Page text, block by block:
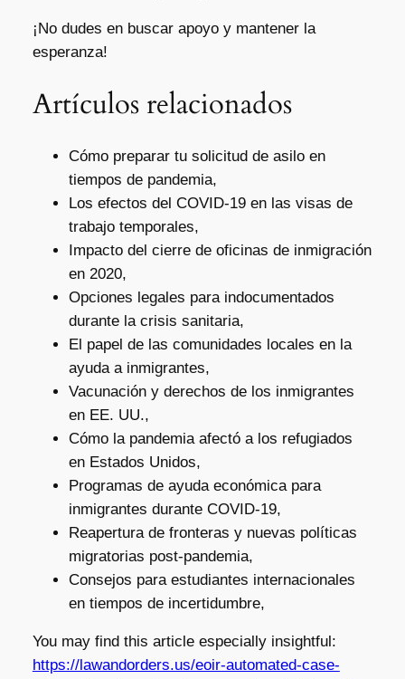
¡No dudes en buscar apoyo y mantener la
esperanza!
Artículos relacionados
Cómo preparar tu solicitud de asilo en
tiempos de pandemia,
Los efectos del COVID-19 en las visas de
trabajo temporales,
Impacto del cierre de oficinas de inmigración
en 2020,
Opciones legales para indocumentados
durante la crisis sanitaria,
El papel de las comunidades locales en la
ayuda a inmigrantes,
Vacunación y derechos de los inmigrantes
en EE. UU.,
Cómo la pandemia afectó a los refugiados
en Estados Unidos,
Programas de ayuda económica para
inmigrantes durante COVID-19,
Reapertura de fronteras y nuevas políticas
migratorias post-pandemia,
Consejos para estudiantes internacionales
en tiempos de incertidumbre,
You may find this article especially insightful:
https://lawandorders.us/eoir-automated-case-